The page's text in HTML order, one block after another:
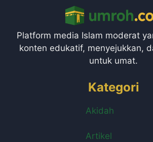
Platform media Islam moderat
konten edukatif, menyejukkan,
untuk umat.
Kategori
Akidah
Artikel